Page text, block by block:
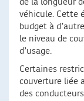
de la longueur
véhicule. Cette
budget à
le niveau de
d’usage.
Certaines
couverture liée
des